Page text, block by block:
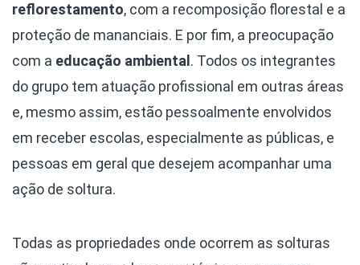
reflorestamento, com a recomposição florestal e a
proteção de mananciais. E por fim, a preocupação
com a educação ambiental . Todos os integrantes
do grupo tem atuação profissional em outras áreas
e, mesmo assim, estão pessoalmente envolvidos
em receber escolas, especialmente as públicas, e
pessoas em geral que desejem acompanhar uma
ação de soltura.
Todas as propriedades onde ocorrem as solturas